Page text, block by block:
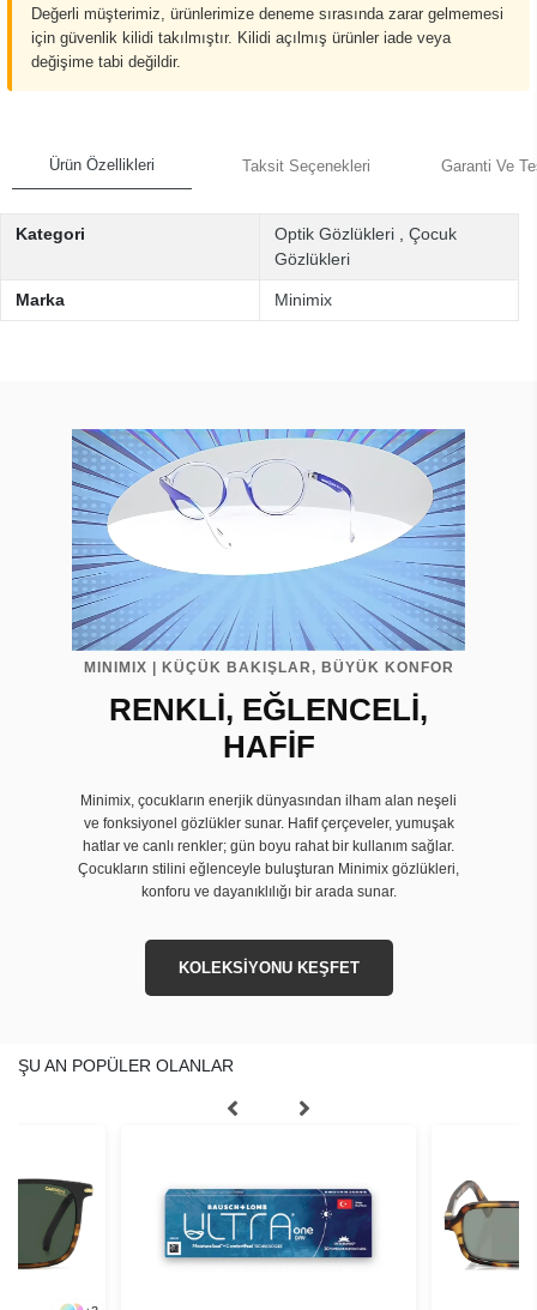
Değerli müşterimiz, ürünlerimize deneme sırasında zarar gelmemesi
için güvenlik kilidi takılmıştır. Kilidi açılmış ürünler iade veya
değişime tabi değildir.
Ürün Özellikleri Taksit Seçenekleri Garanti Ve
Kategori Optik Gözlükleri
Çocuk
Gözlükleri
Marka Minimix
MINIMIX | KÜÇÜK BAKIŞLAR, BÜYÜK KONFOR
RENKLİ, EĞLENCELİ,
HAFİF
Minimix, çocukların enerjik dünyasından ilham alan neşeli
ve fonksiyonel gözlükler sunar. Hafif çerçeveler, yumuşak
hatlar ve canlı renkler; gün boyu rahat bir kullanım sağlar.
Çocukların stilini eğlenceyle buluşturan Minimix gözlükleri,
konforu ve dayanıklılığı bir arada sunar.
KOLEKSİYONU KEŞFET
ŞU AN POPÜLER OLANLAR